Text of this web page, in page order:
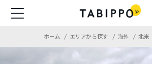
ホーム エリアから探す 海外 北米